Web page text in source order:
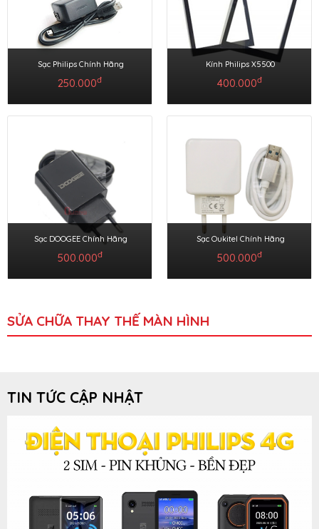
Sạc Philips Chính Hãng
250.000đ
Kính Philips X5500
400.000đ
Sạc DOOGEE Chính Hãng
500.000đ
Sạc Oukitel Chính Hãng
500.000đ
SỬA CHỮA THAY THẾ MÀN HÌNH
TIN TỨC CẬP NHẬT